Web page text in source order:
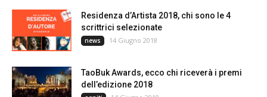
Residenza d’Artista 2018, chi sono le 4
scrittrici selezionate
news 14 Giugno 2018
TaoBuk Awards, ecco chi riceverà i premi
dell’edizione 2018